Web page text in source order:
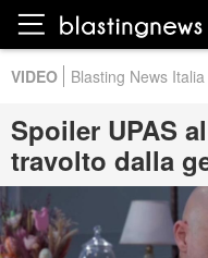
VIDEO Blasting News Italia
Spoiler UPAS
travolto dalla